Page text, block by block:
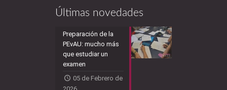
Últimas novedades
Preparación de la
PEvAU: mucho más
que estudiar un
examen
05 de Febrero de